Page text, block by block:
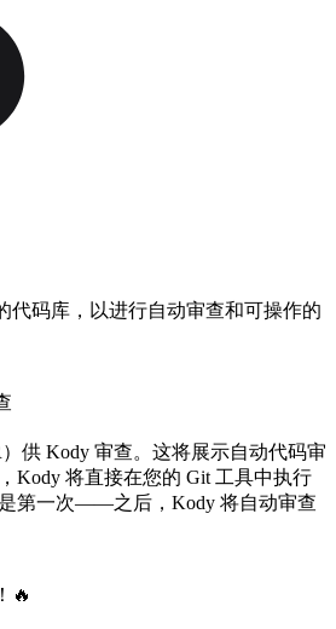
代码库，以进行自动审查和可操作的
供 Kody 审查。这将展示自动代码审
Kody 将直接在您的 Git 工具中执行
第一次——之后，Kody 将自动审查
🔥